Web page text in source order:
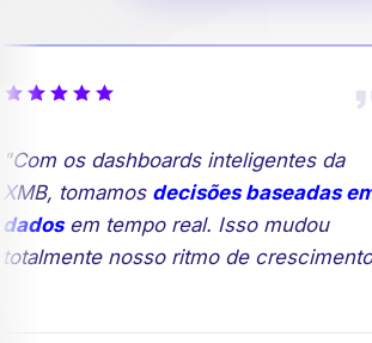
os dashboards inteligentes da
tomamosdecisões baseadas em
em tempo real. Isso mudou
nosso ritmo de crescimento."